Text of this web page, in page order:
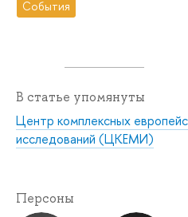
События
В статье упомянуты
Центр комплексных
исследований (ЦКЕМИ)
Персоны